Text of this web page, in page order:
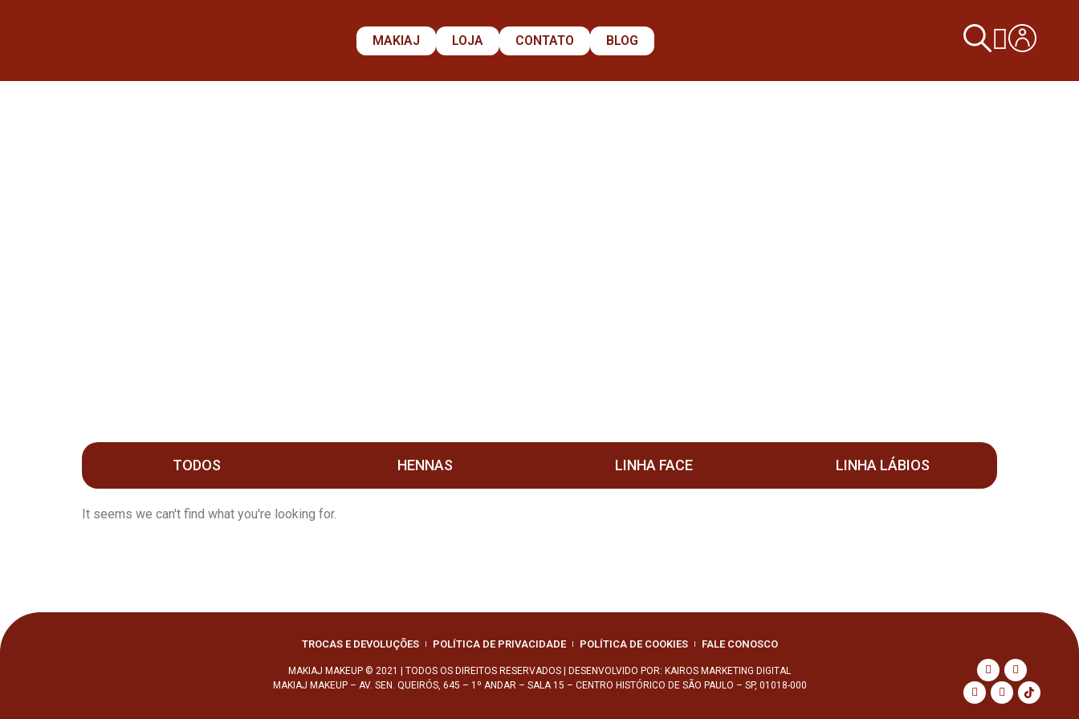
MAKIAJ LOJA CONTATO BLOG
TODOS HENNAS LINHA FACE LINHA LÁBIOS
It seems we can't find what you're looking for.
TROCAS E DEVOLUÇÕES POLÍTICA DE PRIVACIDADE POLÍTICA DE COOKIES FALE CONOSCO
MAKIAJ MAKEUP © 2021 | TODOS OS DIREITOS RESERVADOS | DESENVOLVIDO POR: KAIROS MARKETING DIGITAL
MAKIAJ MAKEUP – AV. SEN. QUEIRÓS, 645 – 1º ANDAR – SALA 15 – CENTRO HISTÓRICO DE SÃO PAULO – SP, 01018-000